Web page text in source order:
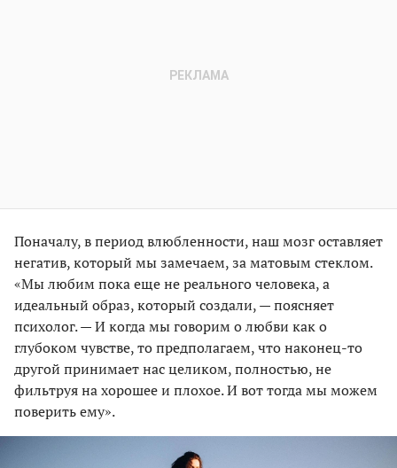
Поначалу, в период влюбленности, наш мозг оставляет
негатив, который мы замечаем, за матовым стеклом.
«Мы любим пока еще не реального человека, а
идеальный образ, который создали, — поясняет
психолог. — И когда мы говорим о любви как о
глубоком чувстве, то предполагаем, что наконец-то
другой принимает нас целиком, полностью, не
фильтруя на хорошее и плохое. И вот тогда мы можем
поверить ему».